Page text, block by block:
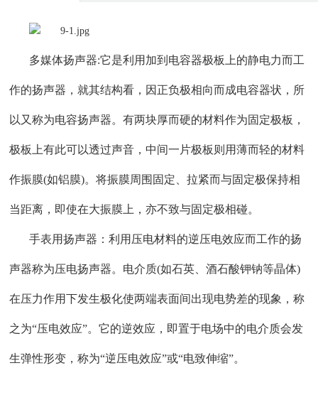
多媒体扬声器:它是利用加到电容器极板上的静电力而工
作的扬声器，就其结构看，因正负极相向而成电容器状，所
以又称为电容扬声器。有两块厚而硬的材料作为固定极板，
极板上有此可以透过声音，中间一片极板则用薄而轻的材料
作振膜(如铝膜)。将振膜周围固定、拉紧而与固定极保持相
当距离，即使在大振膜上，亦不致与固定极相碰。
手表用扬声器：利用压电材料的逆压电效应而工作的扬
声器称为压电扬声器。电介质(如石英、酒石酸钾钠等晶体)
在压力作用下发生极化使两端表面间出现电势差的现象，称
之为“压电效应”。它的逆效应，即置于电场中的电介质会发
生弹性形变，称为“逆压电效应”或“电致伸缩”。